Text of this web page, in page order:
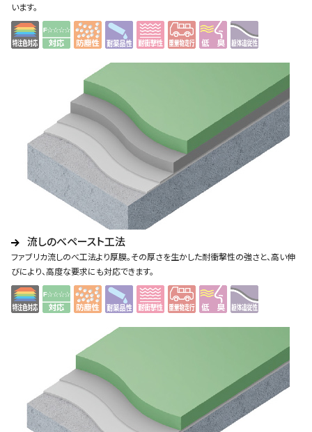
います。
流しのべペースト工法
ファブリカ流しのべ工法より厚膜。その厚さを生かした耐衝撃性の強さと、高い伸
びにより、高度な要求にも対応できます。